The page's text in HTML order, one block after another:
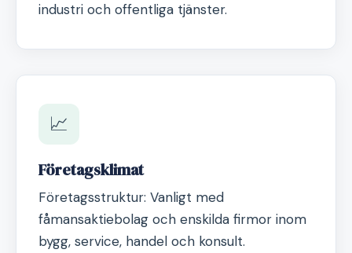
industri och offentliga tjänster.
📈
Företagsklimat
Företagsstruktur: Vanligt med
fåmansaktiebolag och enskilda firmor inom
bygg, service, handel och konsult.